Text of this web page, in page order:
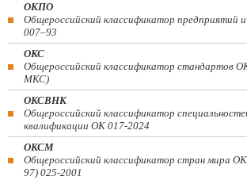
ОКПО
Общероссийский классификатор предприятий
007–93
ОКС
Общероссийский классификатор стандартов
МКС)
ОКСВНК
Общероссийский классификатор
квалификации ОК 017-2024
ОКСМ
Общероссийский классификатор стран мира
97) 025-2001